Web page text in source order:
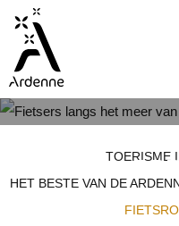
Overslaan
naar
inhoud
TOERISME
HET BESTE VAN DE